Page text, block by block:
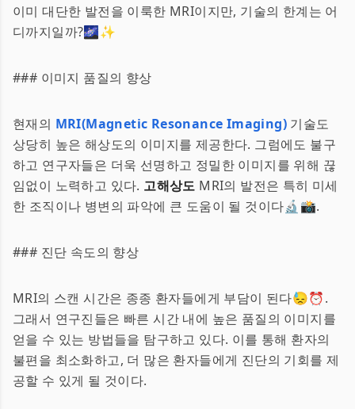
이미 대단한 발전을 이룩한 MRI이지만, 기술의 한계는 어
디까지일까?🌌✨
### 이미지 품질의 향상
현재의 MRI(Magnetic Resonance Imaging) 기술도
상당히 높은 해상도의 이미지를 제공한다. 그럼에도 불구
하고 연구자들은 더욱 선명하고 정밀한 이미지를 위해 끊
임없이 노력하고 있다. 고해상도 MRI의 발전은 특히 미세
한 조직이나 병변의 파악에 큰 도움이 될 것이다🔬📸.
### 진단 속도의 향상
MRI의 스캔 시간은 종종 환자들에게 부담이 된다😓⏰.
그래서 연구진들은 빠른 시간 내에 높은 품질의 이미지를
얻을 수 있는 방법들을 탐구하고 있다. 이를 통해 환자의
불편을 최소화하고, 더 많은 환자들에게 진단의 기회를 제
공할 수 있게 될 것이다.